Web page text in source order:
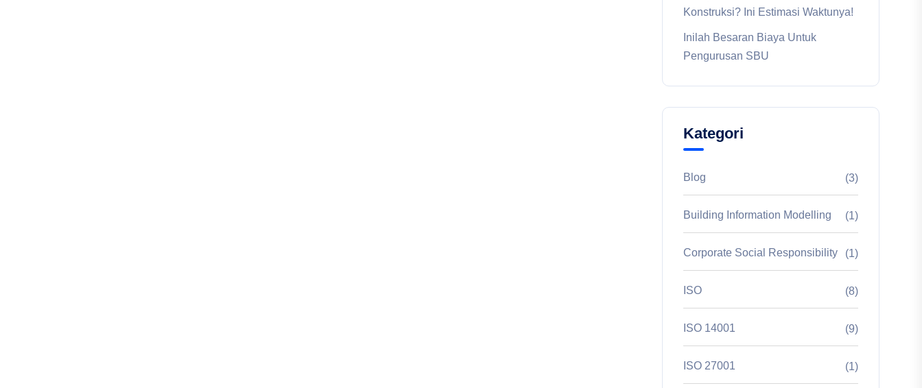
Konstruksi? Ini Estimasi Waktunya!
Inilah Besaran Biaya Untuk
Pengurusan SBU
Kategori
Blog (3)
Building Information Modelling (1)
Corporate Social Responsibility (1)
ISO (8)
ISO 14001 (9)
ISO 27001 (1)